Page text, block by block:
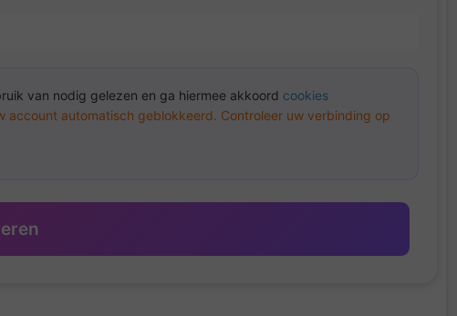
van nodig gelezen en ga hiermee akkoord cookies
automatisch geblokkeerd. Controleer uw verbinding op